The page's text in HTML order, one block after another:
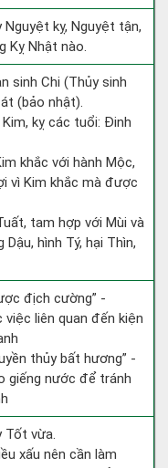
kỵ, Nguyệt tận,
Kỵ Nhật nào.
sinh Chi (Thủy sinh
(bảo nhật).
kỵ các tuổi: Đinh
khắc với hành Mộc,
vì Kim khắc mà được
tam hợp với Mùi và
hình Tý, hại Thìn,
địch cường” -
việc liên quan đến kiện
thủy bất hương” -
giếng nước để tránh
Tốt vừa.
xấu nên cần làm